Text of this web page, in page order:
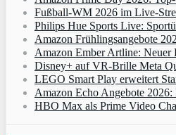
Fußball-WM 2026 im Live-
Philips Hue Sports Live:
Amazon Frühlingsangebote
Amazon Ember Artline:
Disney+ auf VR-Brille Meta
LEGO Smart Play erweitert
Amazon Echo Angebote
HBO Max als Prime Video